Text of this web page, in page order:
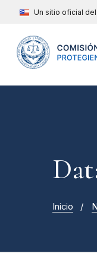
Un sitio oficial
Inicio